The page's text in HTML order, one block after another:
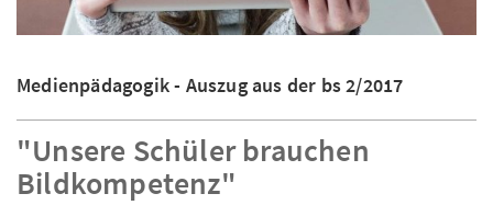
Medienpädagogik - Auszug aus der bs 2/2017
"Unsere Schüler brauchen
Bildkompetenz"